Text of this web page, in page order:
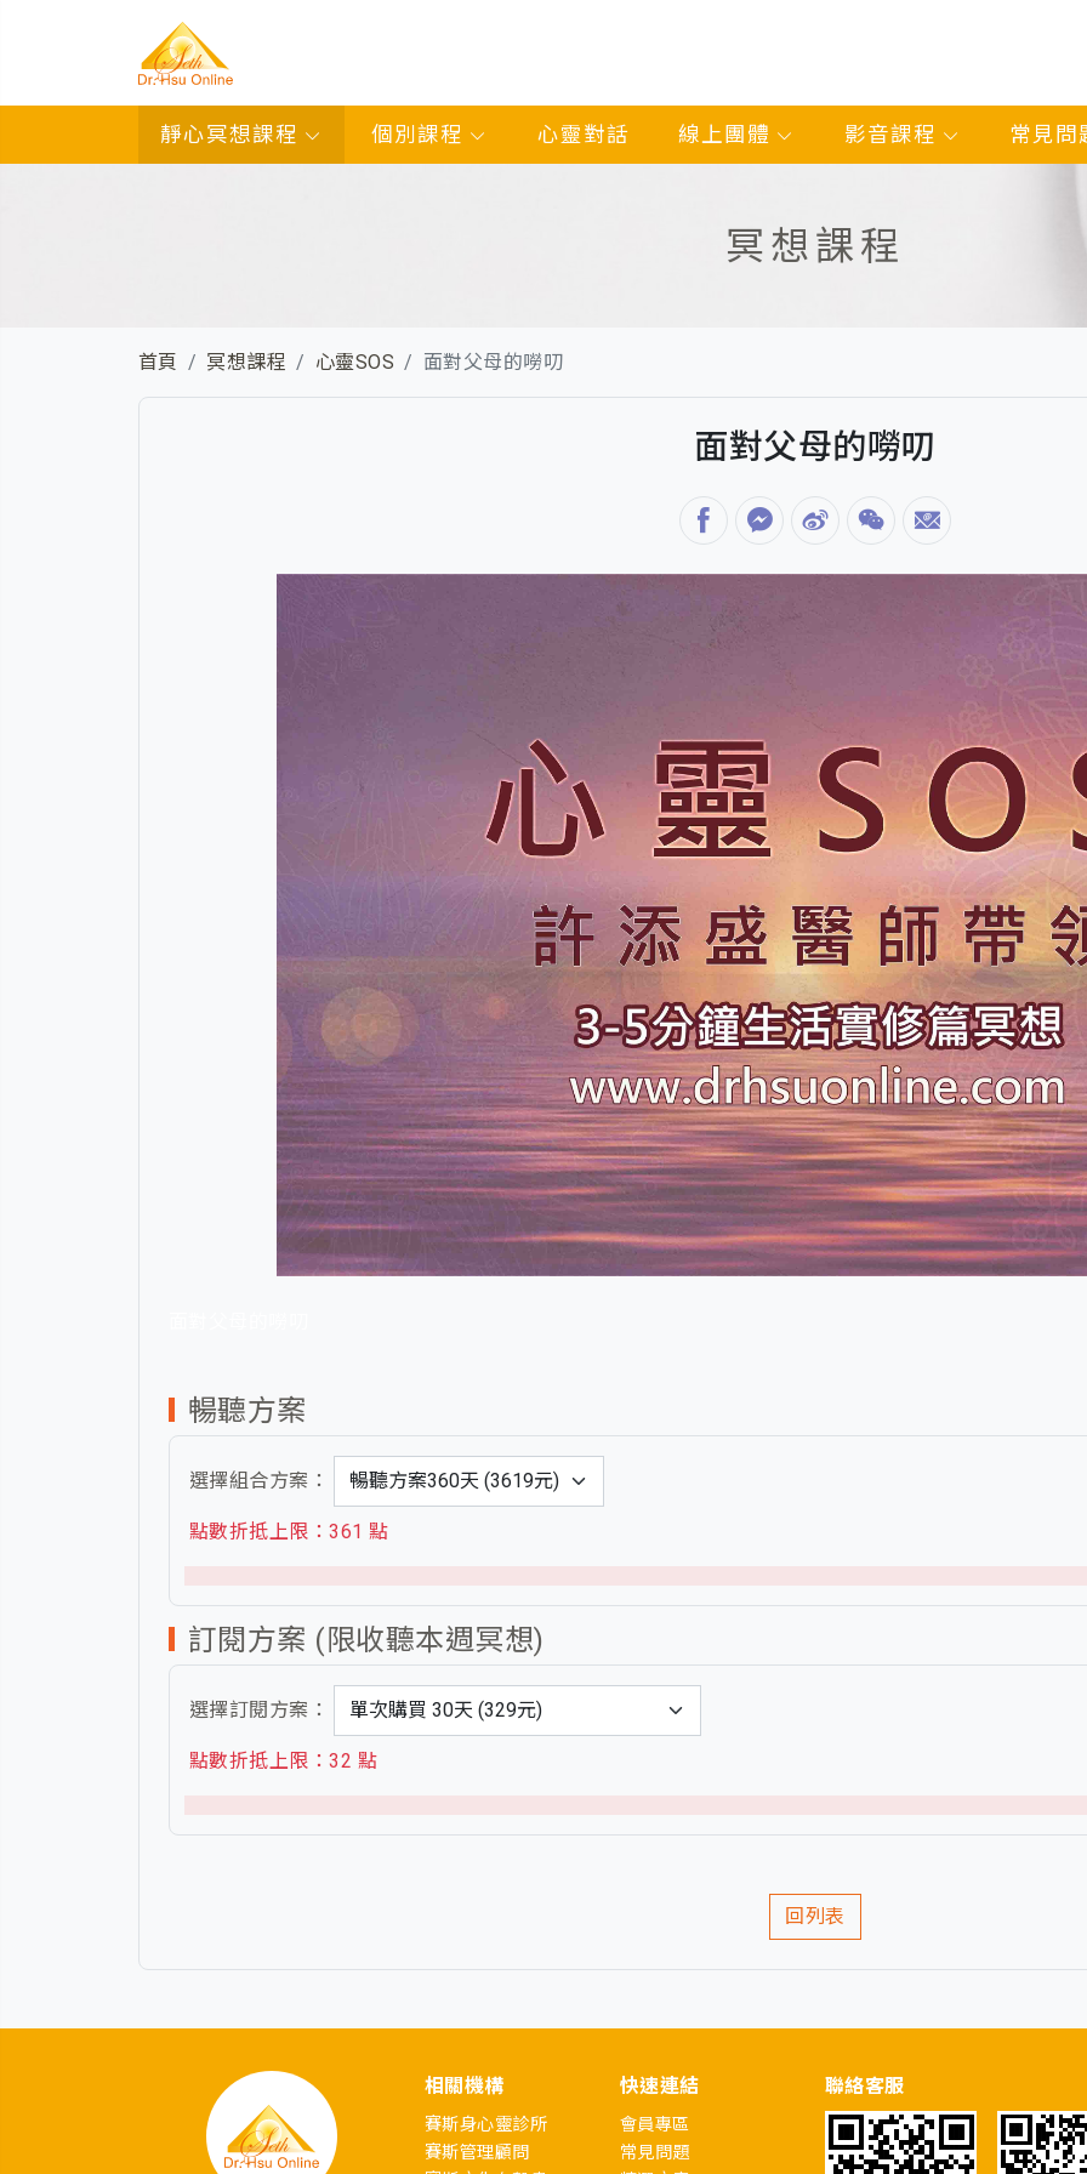
靜心冥想課程 個別課程 心靈對話 線上團體 影音課程 常見問
冥想課程
首頁 冥想課程 心靈SOS 面對父母的嘮叨
面對父母的嘮叨
暢聽方案
選擇組合方案：
點數折抵上限：361 點
訂閱方案 (限收聽本週冥想)
選擇訂閱方案：
點數折抵上限：32 點
回列表
相關機構
賽斯身心靈診所
賽斯管理顧問
快速連結
會員專區
常見問題
聯絡客服